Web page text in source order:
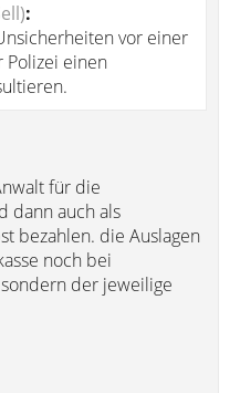
:
vor einer
Polizei einen
für die
dann auch als
bezahlen. die Auslagen
noch bei
der jeweilige